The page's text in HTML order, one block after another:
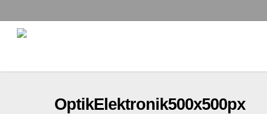
main
content
OptikElektronik500x500px